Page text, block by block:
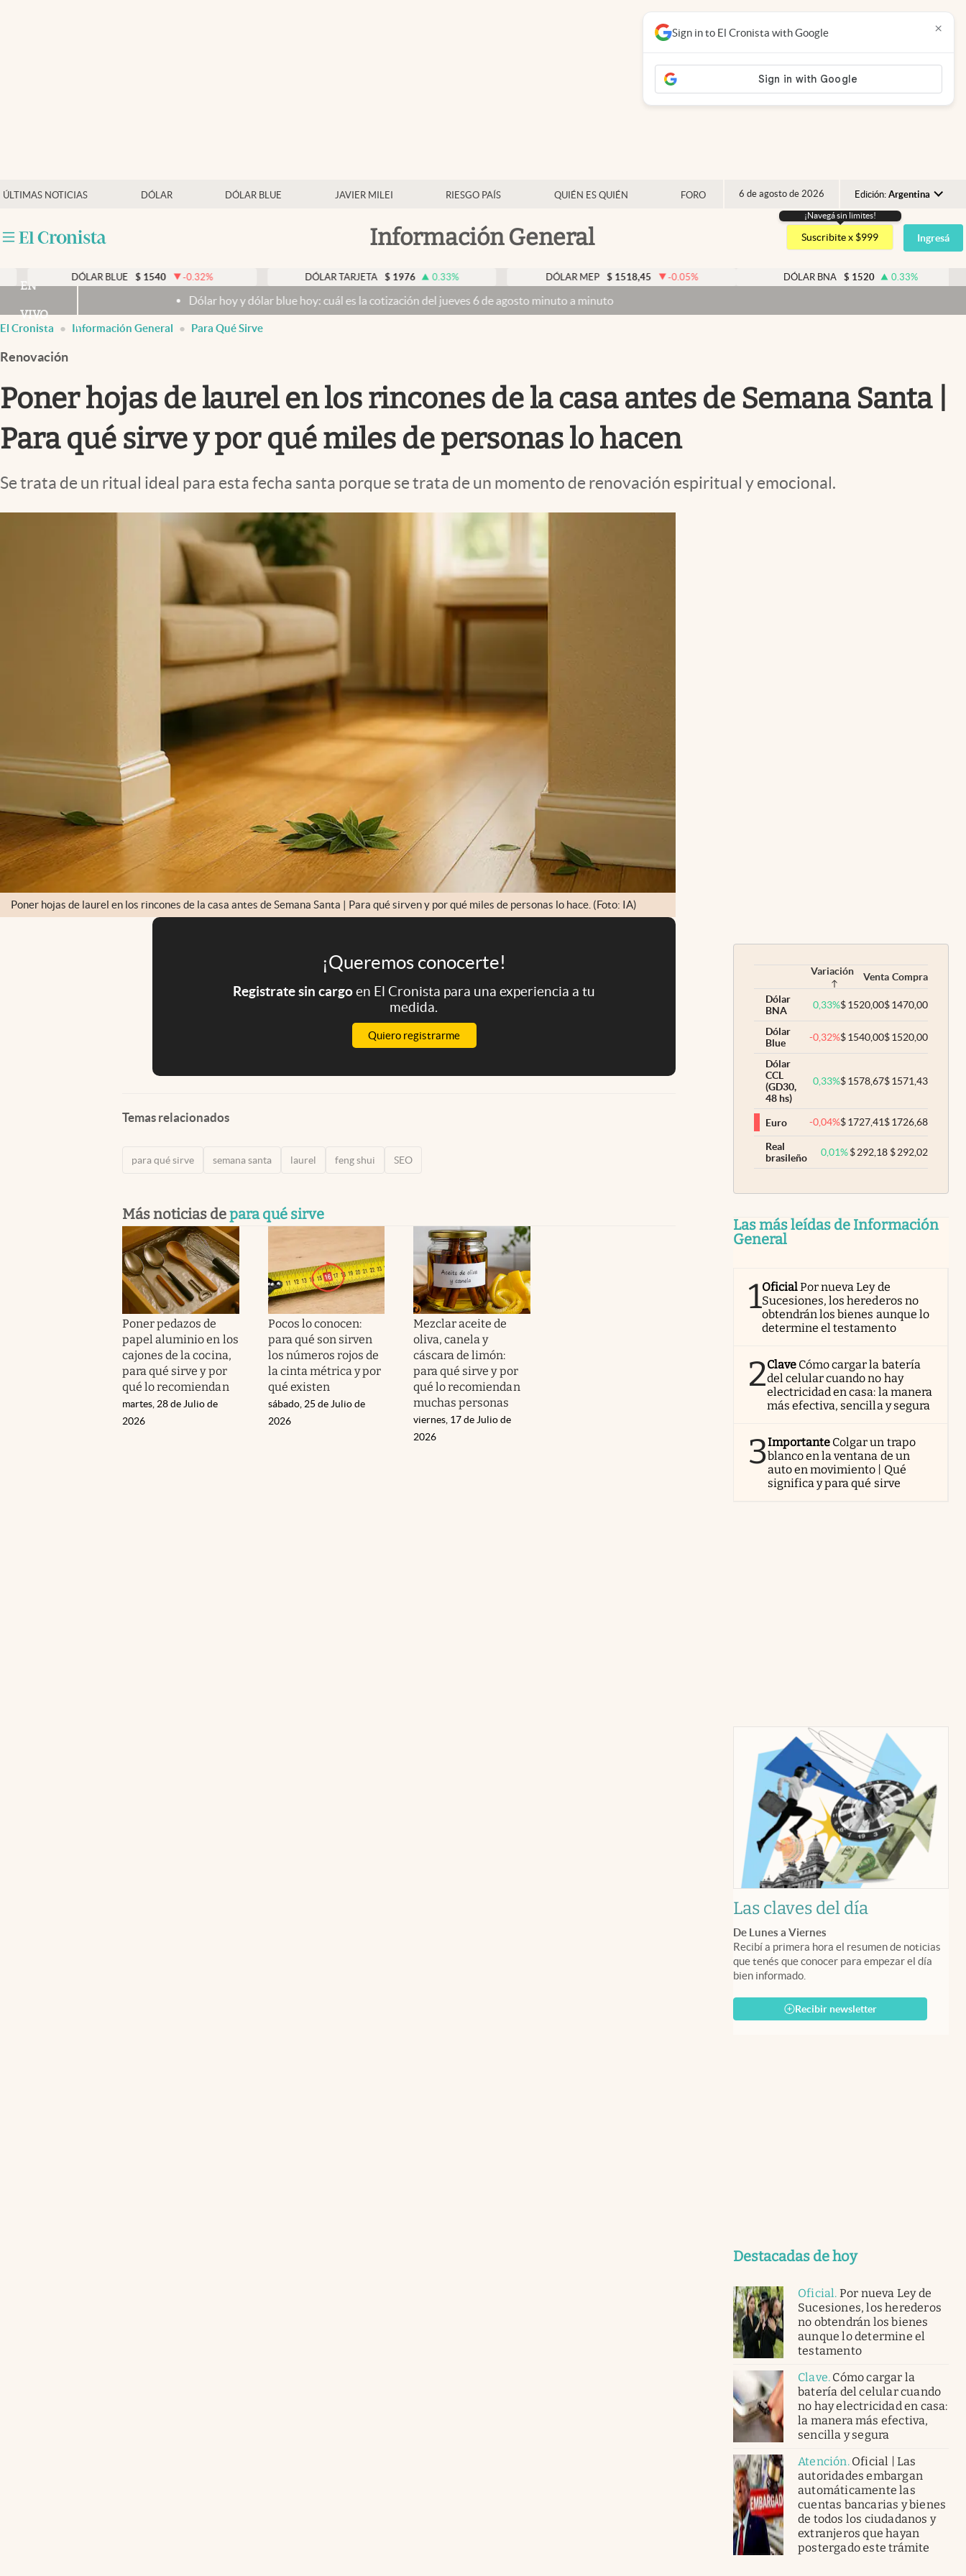
ÚLTIMAS NOTICIAS DÓLAR DÓLAR BLUE JAVIER MILEI RIESGO PAÍS QUIÉN ES QUIÉN FORO 6 de agosto de 2026 Edición: Argentina
Argentina
España
USA
Información General
Mercados Online
Otras secciones
Infotechnology
Clase
Clima
Mundial 2026
Eventos Corporativos
¡Navegá sin limites!
Suscribite x $999 Ingresá
DÓLAR BLUE $ 1540 -0.32% DÓLAR TARJETA $ 1976 0.33% DÓLAR MEP $ 1518,45 -0.05% DÓLAR BNA $ 1520 0.33%
EN
VIVO
Dólar hoy y dólar blue hoy: cuál es la cotización del jueves 6 de agosto minuto a minuto
Sign in to El Cronista with Google ×
El Cronista Información General Para Qué Sirve
Renovación
Poner hojas de laurel en los rincones de la casa antes de Semana Santa |
Para qué sirve y por qué miles de personas lo hacen
Se trata de un ritual ideal para esta fecha santa porque se trata de un momento de renovación espiritual y emocional.
Poner hojas de laurel en los rincones de la casa antes de Semana Santa | Para qué sirven y por qué miles de personas lo hace. (Foto: IA)
¡Queremos conocerte!
Registrate sin cargoen El Cronista para una experiencia a tu
medida.
Quiero registrarme
Temas relacionados
para qué sirve semana santa laurel feng shui SEO
Más noticias depara qué sirve
Poner pedazos de
papel aluminio en los
cajones de la cocina,
para qué sirve y por
qué lo recomiendan
martes, 28 de Julio de
2026
Pocos lo conocen:
para qué son sirven
los números rojos de
la cinta métrica y por
qué existen
sábado, 25 de Julio de
2026
Mezclar aceite de
oliva, canela y
cáscara de limón:
para qué sirve y por
qué lo recomiendan
muchas personas
viernes, 17 de Julio de
2026
Variación Venta Compra
Dólar
BNA
0,33%$1520,00$1470,00
Dólar
Blue
-0,32%$1540,00$1520,00
Dólar
CCL
(GD30,
48 hs)
0,33%$1578,67$1571,43
Euro -0,04%$1727,41$1726,68
Real
brasileño
0,01% $292,18 $292,02
Las más leídas de Información
General
1OficialPor nueva Ley de
Sucesiones, los herederos no
obtendrán los bienes aunque lo
determine el testamento
2Clave Cómo cargar la batería
del celular cuando no hay
electricidad en casa: la manera
más efectiva, sencilla y segura
3Importante Colgar un trapo
blanco en la ventana de un
auto en movimiento | Qué
significa y para qué sirve
Las claves del día
De Lunes a Viernes
Recibí a primera hora el resumen de noticias
que tenés que conocer para empezar el día
bien informado.
Recibir newsletter
Destacadas de hoy
Oficial. Por nueva Ley de
Sucesiones, los herederos
no obtendrán los bienes
aunque lo determine el
testamento
Clave. Cómo cargar la
batería del celular cuando
no hay electricidad en casa:
la manera más efectiva,
sencilla y segura
Atención. Oficial | Las
autoridades embargan
automáticamente las
cuentas bancarias y bienes
de todos los ciudadanos y
extranjeros que hayan
postergado este trámite